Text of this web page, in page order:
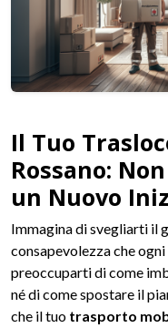
Il Tuo
Rossano:
un Nuovo
Immagina di svegliarti il
consapevolezza che
preoccuparti di come
né di come spostare il
che il tuo trasporto